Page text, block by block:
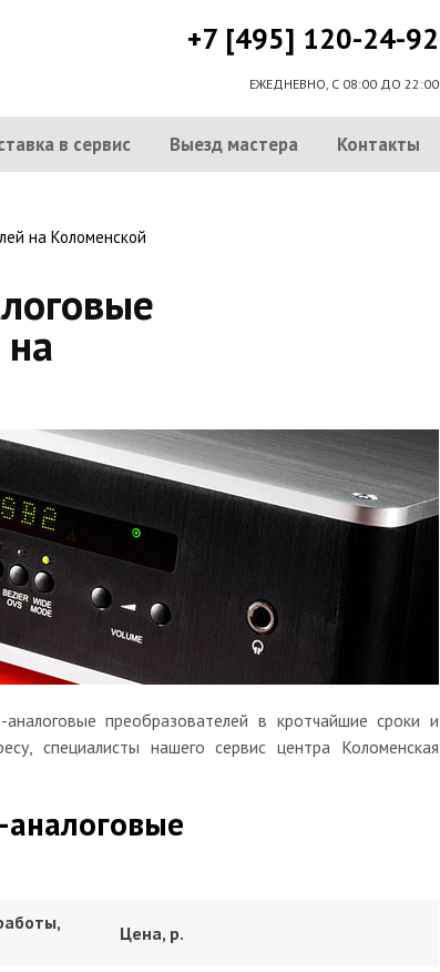
+7 [495] 120-24-92
ЕЖЕДНЕВНО, С 08:00 ДО 22:00
в сервис Выезд мастера Контакты
на Коломенской
преобразователей в кротчайшие сроки и
специалисты нашего сервис центра Коломенская
Цена, р.